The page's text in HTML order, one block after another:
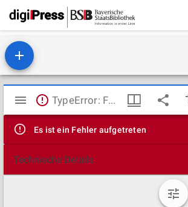
Mirador
Viewer
TypeError: Failed to fetch
Es ist ein Fehler aufgetreten
Technische Details